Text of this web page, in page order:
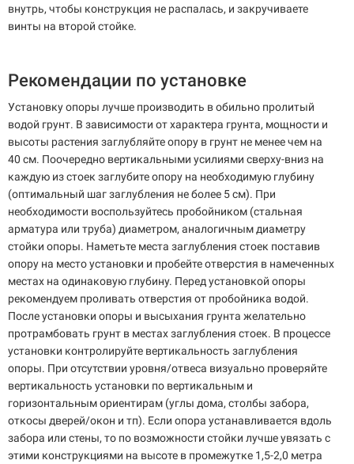
внутрь, чтобы конструкция не распалась, и закручиваете
винты на второй стойке.
Рекомендации по установке
Установку опоры лучше производить в обильно пролитый
водой грунт. В зависимости от характера грунта, мощности и
высоты растения заглубляйте опору в грунт не менее чем на
40 см. Поочередно вертикальными усилиями сверху-вниз на
каждую из стоек заглубите опору на необходимую глубину
(оптимальный шаг заглубления не более 5 см). При
необходимости воспользуйтесь пробойником (стальная
арматура или труба) диаметром, аналогичным диаметру
стойки опоры. Наметьте места заглубления стоек поставив
опору на место установки и пробейте отверстия в намеченных
местах на одинаковую глубину. Перед установкой опоры
рекомендуем проливать отверстия от пробойника водой.
После установки опоры и высыхания грунта желательно
протрамбовать грунт в местах заглубления стоек. В процессе
установки контролируйте вертикальность заглубления
опоры. При отсутствии уровня/отвеса визуально проверяйте
вертикальность установки по вертикальным и
горизонтальным ориентирам (углы дома, столбы забора,
откосы дверей/окон и тп). Если опора устанавливается вдоль
забора или стены, то по возможности стойки лучше увязать с
этими конструкциями на высоте в промежутке 1,5-2,0 метра